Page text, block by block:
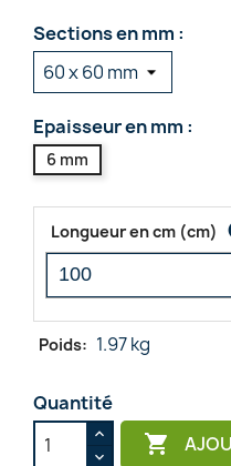
Sections en mm :
Epaisseur en mm :
6 mm
Longueur en cm (cm)
Poids: 1.97 kg
Quantité
